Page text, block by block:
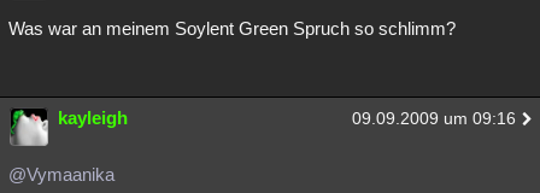
Was war an meinem Soylent Green Spruch so schlimm?
kayleigh 09.09.2009 um 09:16
@Vymaanika